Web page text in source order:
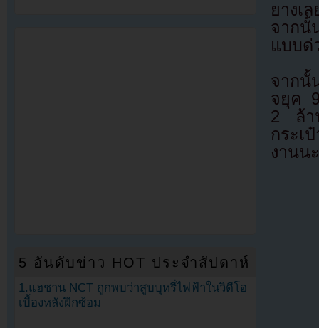
ยางเ
จากนั้
แบบด่
จากนั้
จยุค
2 ล้า
กระเ
งานน
5 อันดับข่าว HOT ประจำสัปดาห์
1.แฮชาน NCT ถูกพบว่าสูบบุหรี่ไฟฟ้าในวิดีโอ
เบื้องหลังฝึกซ้อม